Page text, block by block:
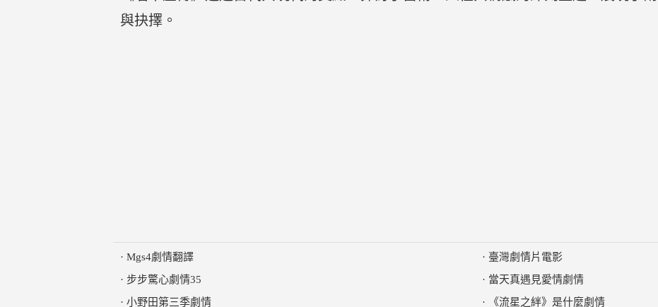
與抉擇。
· Mgs4劇情翻譯
· 步步驚心劇情35
· 小野田第三季劇情
· 臺灣劇情片電影
· 當天真遇見愛情劇情
·
《流星之絆》是什麼劇情